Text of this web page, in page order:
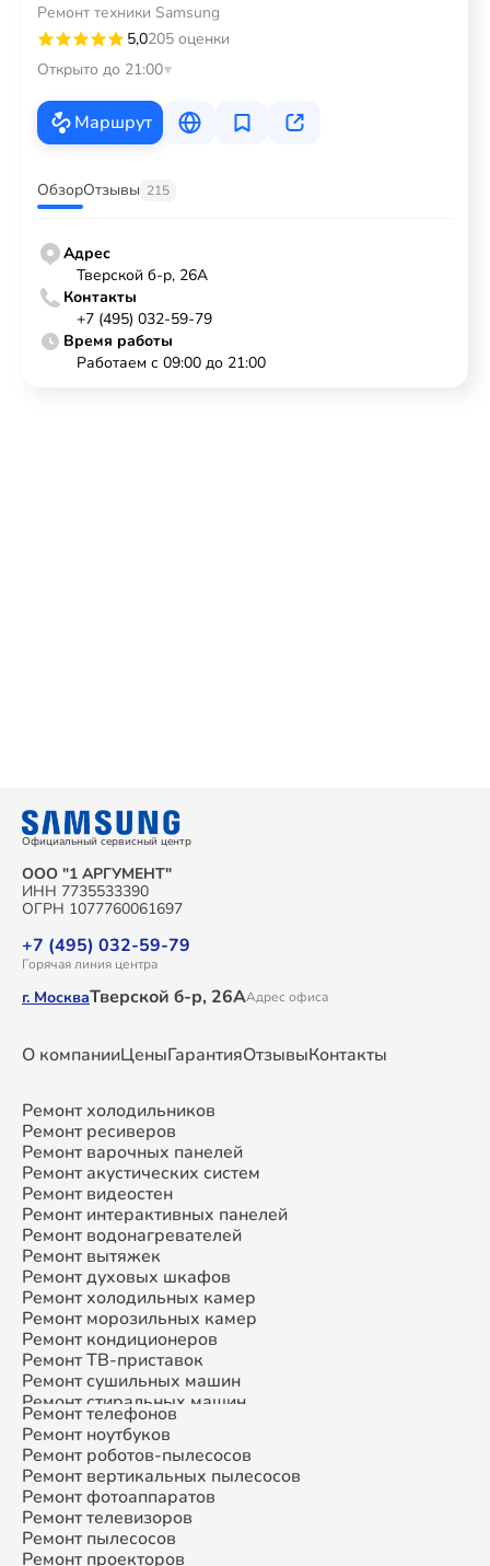
Ремонт техники Samsung
5,0205 оценки
Открыто до 21:00
Маршрут
ОбзорОтзывы 215
Адрес
Тверской б-р, 26А
Контакты
+7 (495) 032-59-79
Время работы
Работаем с 09:00 до 21:00
Официальный сервисный центр
ООО "1 АРГУМЕНТ"
ИНН 7735533390
ОГРН 1077760061697
+7 (495) 032-59-79
Горячая линия центра
г. МоскваТверской б-р, 26ААдрес офиса
О компанииЦеныГарантияОтзывыКонтакты
Ремонт холодильников
Ремонт ресиверов
Ремонт варочных панелей
Ремонт акустических систем
Ремонт видеостен
Ремонт интерактивных панелей
Ремонт водонагревателей
Ремонт вытяжек
Ремонт духовых шкафов
Ремонт холодильных камер
Ремонт морозильных камер
Ремонт кондиционеров
Ремонт ТВ-приставок
Ремонт сушильных машин
Ремонт стиральных машин
Ремонт микроволновых печей
Ремонт смарт-часов
Ремонт атс
Ремонт сплит-систем
Ремонт телефонов
Ремонт ноутбуков
Ремонт роботов-пылесосов
Ремонт вертикальных пылесосов
Ремонт фотоаппаратов
Ремонт телевизоров
Ремонт пылесосов
Ремонт проекторов